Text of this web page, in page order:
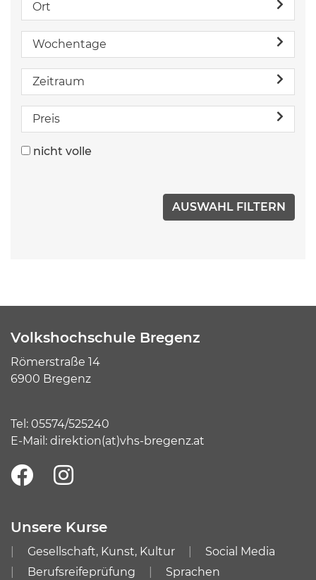
Ort
Wochentage
Zeitraum
Preis
nicht volle
Volkshochschule Bregenz
Römerstraße 14
6900 Bregenz
Tel: 05574/525240
E-Mail: direktion(at)vhs-bregenz.at
Unsere Kurse
Gesellschaft, Kunst, Kultur
Social Media
Berufsreifeprüfung
Sprachen